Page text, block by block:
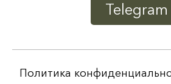
Telegram
Политика